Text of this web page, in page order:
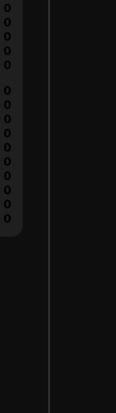
0
0
0
0
0
0
0
0
0
0
0
0
0
0
0